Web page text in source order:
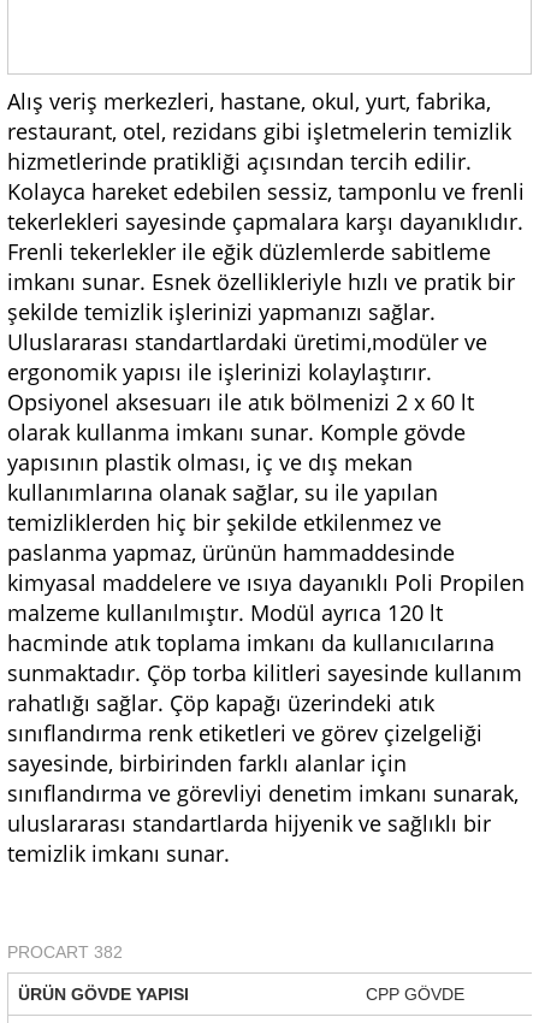
Alış veriş merkezleri, hastane, okul, yurt, fabrika,
restaurant, otel, rezidans gibi işletmelerin temizlik
hizmetlerinde pratikliği açısından tercih edilir.
Kolayca hareket edebilen sessiz, tamponlu ve frenli
tekerlekleri sayesinde çapmalara karşı dayanıklıdır.
Frenli tekerlekler ile eğik düzlemlerde sabitleme
imkanı sunar. Esnek özellikleriyle hızlı ve pratik bir
şekilde temizlik işlerinizi yapmanızı sağlar.
Uluslararası standartlardaki üretimi,modüler ve
ergonomik yapısı ile işlerinizi kolaylaştırır.
Opsiyonel aksesuarı ile atık bölmenizi 2 x 60 lt
olarak kullanma imkanı sunar. Komple gövde
yapısının plastik olması, iç ve dış mekan
kullanımlarına olanak sağlar, su ile yapılan
temizliklerden hiç bir şekilde etkilenmez ve
paslanma yapmaz, ürünün hammaddesinde
kimyasal maddelere ve ısıya dayanıklı Poli Propilen
malzeme kullanılmıştır. Modül ayrıca 120 lt
hacminde atık toplama imkanı da kullanıcılarına
sunmaktadır. Çöp torba kilitleri sayesinde kullanım
rahatlığı sağlar. Çöp kapağı üzerindeki atık
sınıflandırma renk etiketleri ve görev çizelgeliği
sayesinde, birbirinden farklı alanlar için
sınıflandırma ve görevliyi denetim imkanı sunarak,
uluslararası standartlarda hijyenik ve sağlıklı bir
temizlik imkanı sunar.
PROCART 382
ÜRÜN GÖVDE YAPISI CPP GÖVDE